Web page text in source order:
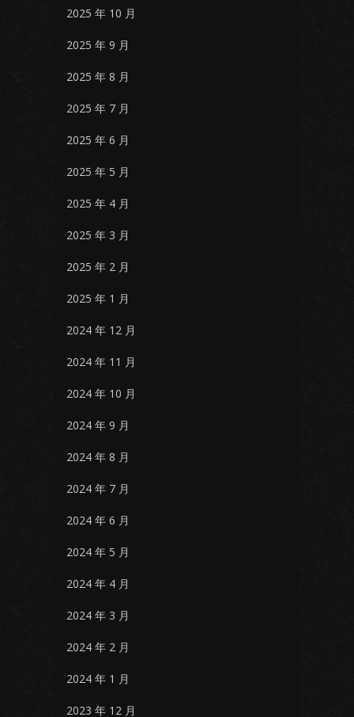
2025 年 10 月
2025 年 9 月
2025 年 8 月
2025 年 7 月
2025 年 6 月
2025 年 5 月
2025 年 4 月
2025 年 3 月
2025 年 2 月
2025 年 1 月
2024 年 12 月
2024 年 11 月
2024 年 10 月
2024 年 9 月
2024 年 8 月
2024 年 7 月
2024 年 6 月
2024 年 5 月
2024 年 4 月
2024 年 3 月
2024 年 2 月
2024 年 1 月
2023 年 12 月